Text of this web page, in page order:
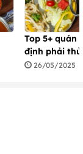
Top 5+ quán
định phải thử
26/05/2025